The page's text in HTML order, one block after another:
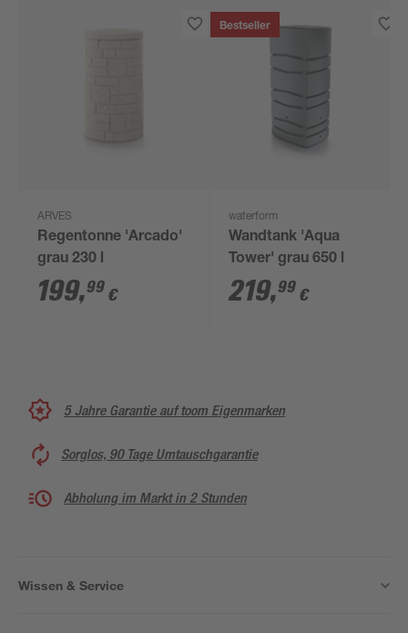
ARVES
Regentonne 'Arcado'
grau 230 l
199,99 €
Bestseller
waterform
Wandtank 'Aqua
Tower' grau 650 l
219,99 €
5 Jahre Garantie auf toom Eigenmarken
Sorglos, 90 Tage Umtauschgarantie
Abholung im Markt in 2 Stunden
Wissen & Service